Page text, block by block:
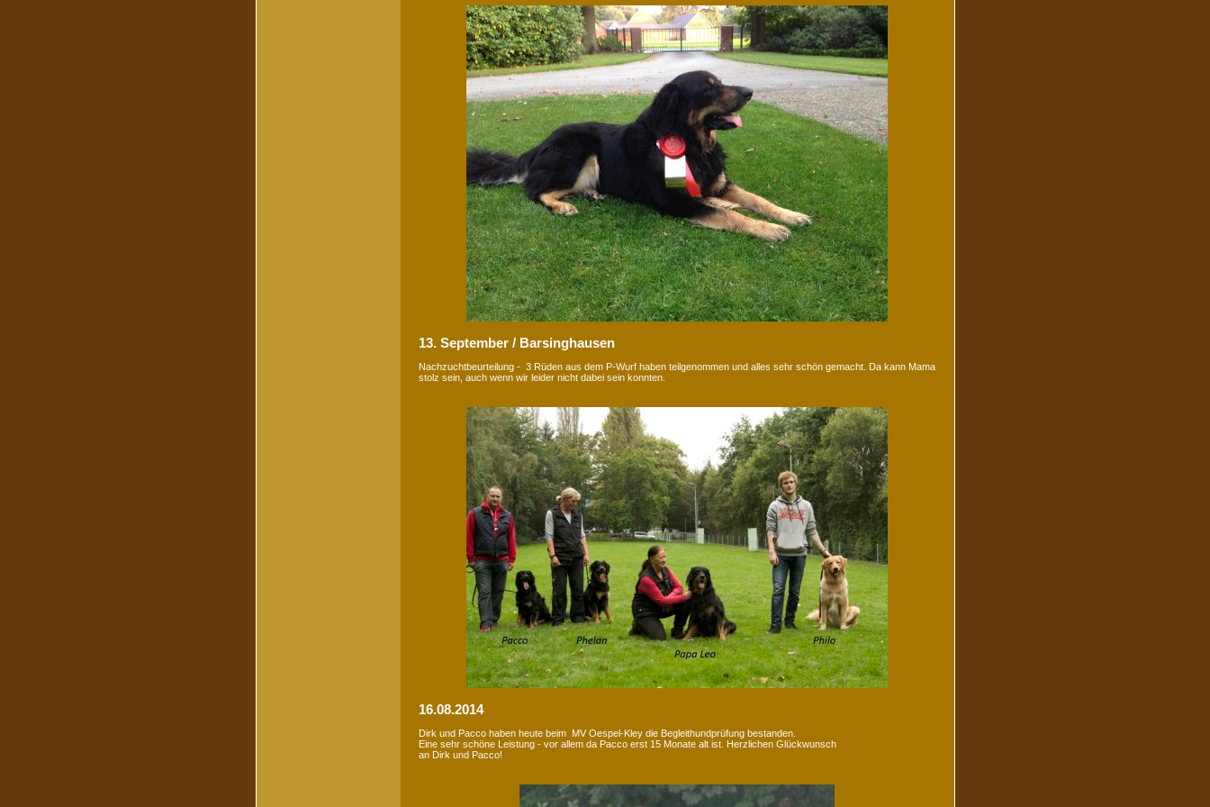
13. September / Barsinghausen
Nachzuchtbeurteilung - 3 Rüden aus dem P-Wurf haben teilgenommen und alles sehr schön gemacht. Da kann Mama
stolz sein, auch wenn wir leider nicht dabei sein konnten.
16.08.2014
Dirk und Pacco haben heute beim MV Oespel-Kley die Begleithundprüfung bestanden.
Eine sehr schöne Leistung - vor allem da Pacco erst 15 Monate alt ist. Herzlichen Glückwunsch
an Dirk und Pacco!